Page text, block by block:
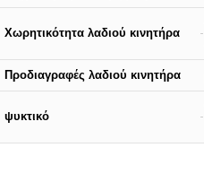
Χωρητικότητα λαδιού κινητήρα
Προδιαγραφές λαδιού κινητήρα
ψυκτικό